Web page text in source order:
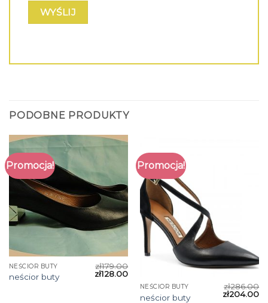
PODOBNE PRODUKTY
Promocja!
NEŚCIOR BUTY
neścior buty
zł179.00
zł128.00
Promocja!
NEŚCIOR BUTY
neścior buty
zł286.00
zł204.00